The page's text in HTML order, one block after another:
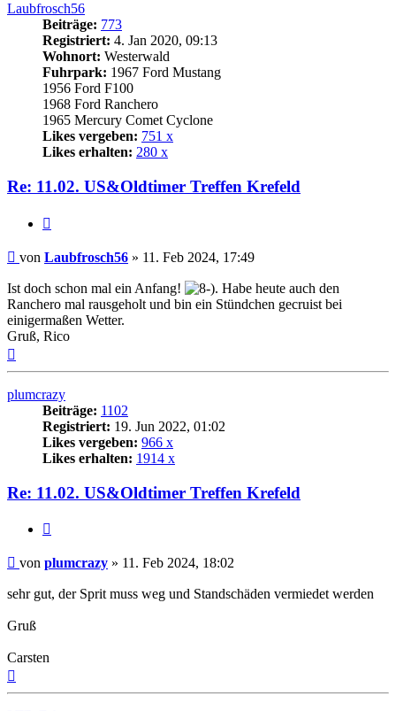
Laubfrosch56
Beiträge: 773
Registriert: 4. Jan 2020, 09:13
Wohnort: Westerwald
Fuhrpark: 1967 Ford Mustang
1956 Ford F100
1968 Ford Ranchero
1965 Mercury Comet Cyclone
Likes vergeben: 751 x
Likes erhalten: 280 x
Re: 11.02. US&Oldtimer Treffen Krefeld
Beitrag
von Laubfrosch56 » 11. Feb 2024, 17:49
Ist doch schon mal ein Anfang!
. Habe heute auch den
Ranchero mal rausgeholt und bin ein Stündchen gecruist bei
einigermaßen Wetter.
Gruß, Rico
plumcrazy
Beiträge: 1102
Registriert: 19. Jun 2022, 01:02
Likes vergeben: 966 x
Likes erhalten: 1914 x
Re: 11.02. US&Oldtimer Treffen Krefeld
Beitrag
von plumcrazy » 11. Feb 2024, 18:02
sehr gut, der Sprit muss weg und Standschäden vermiedet werden
Gruß
Carsten